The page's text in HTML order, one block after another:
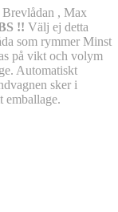
, Max
!! Välj ej detta
som rymmer Minst
på vikt och volym
Automatiskt
sker i
emballage.